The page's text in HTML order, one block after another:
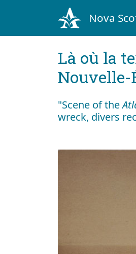
Nova
Là où la
Nouvelle-
"Scene of the
wreck, divers